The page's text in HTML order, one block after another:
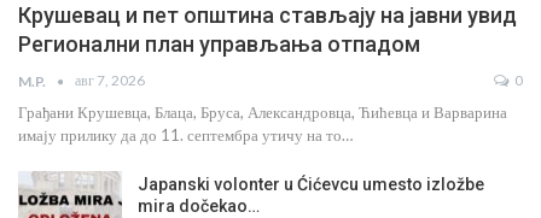
Крушевац и пет општина стављају на јавни увид
Регионални план управљања отпадом
M.P. авг 7, 2026 0
Грађани Крушевца, Блаца, Бруса, Александровца, Ћићевца и Варварина
имају прилику да до 11. септембра утичу на то…
Japanski volonter u Ćićevcu umesto izložbe
mira dočekao…